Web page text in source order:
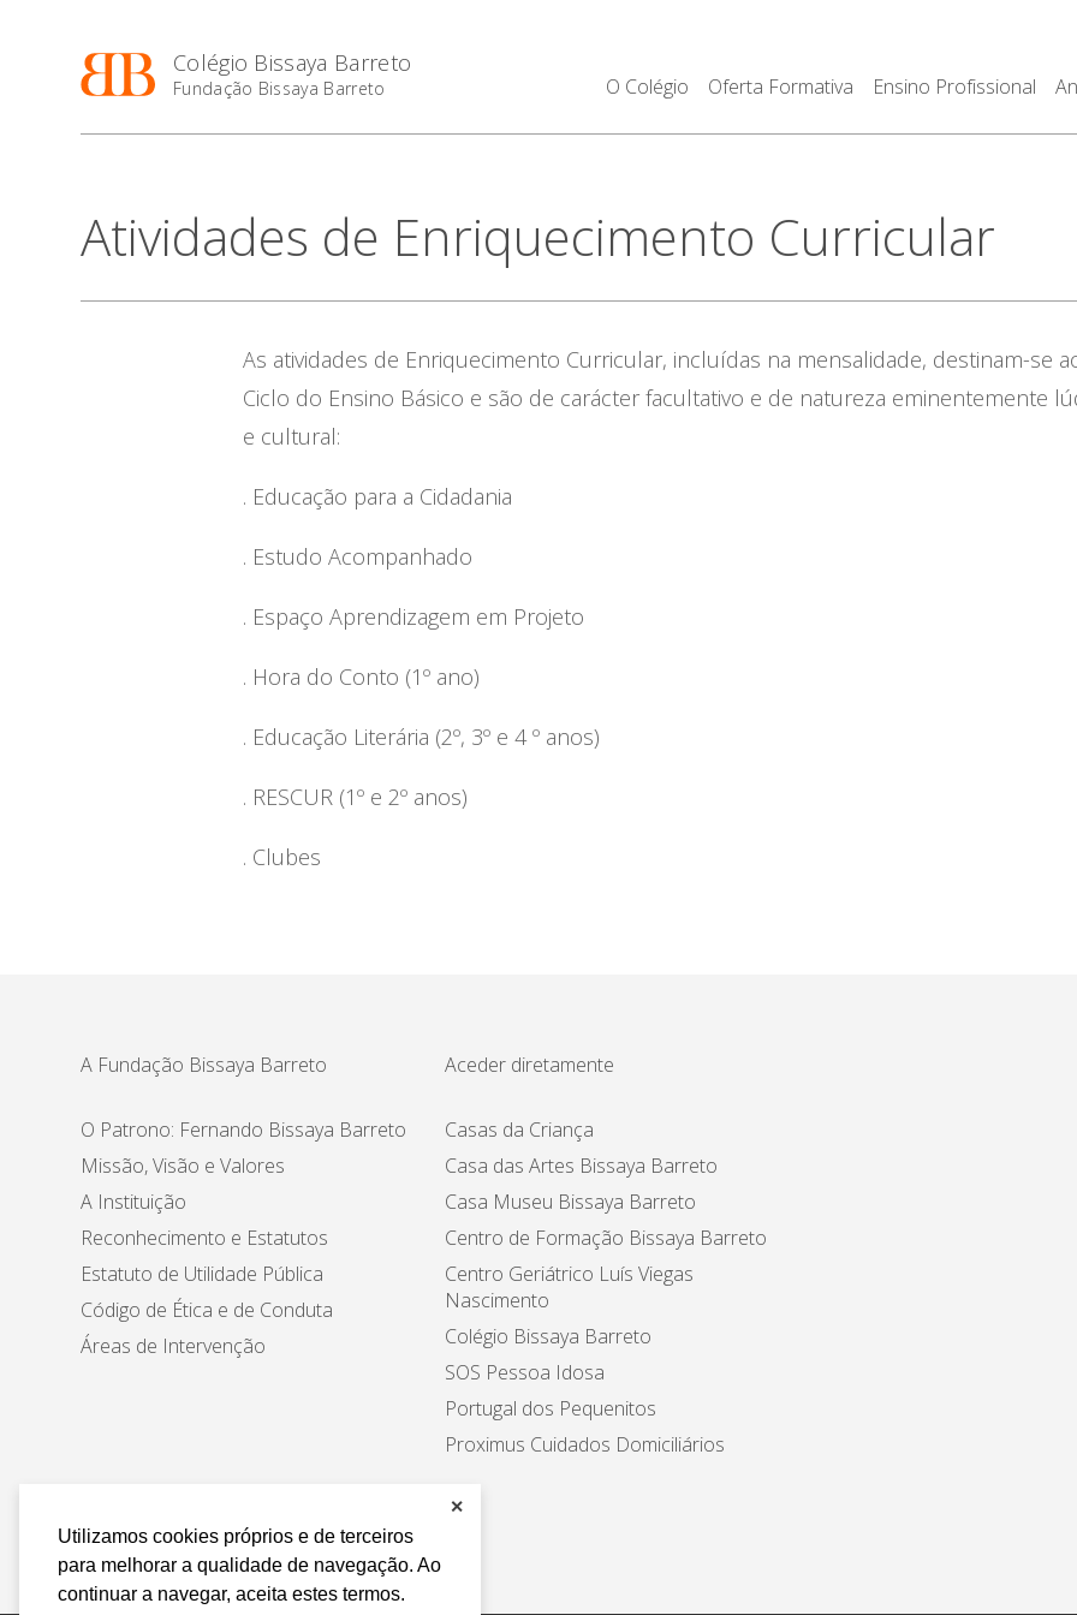
Utilizamos cookies próprios e de terceiros
para melhorar a qualidade de navegação. Ao
continuar a navegar, aceita estes termos.
✕
Colégio Bissaya Barreto
Fundação Bissaya Barreto O Colégio Oferta Formativa Ensino Profissional
Atividades de Enriquecimento Curricular
As atividades de Enriquecimento Curricular, incluídas na mensalidade, destinam-se
Ciclo do Ensino Básico e são de carácter facultativo e de natureza eminentemente
e cultural:
. Educação para a Cidadania
. Estudo Acompanhado
. Espaço Aprendizagem em Projeto
. Hora do Conto (1º ano)
. Educação Literária (2º, 3º e 4 º anos)
. RESCUR (1º e 2º anos)
. Clubes
A Fundação Bissaya Barreto
O Patrono: Fernando Bissaya Barreto
Missão, Visão e Valores
A Instituição
Reconhecimento e Estatutos
Estatuto de Utilidade Pública
Código de Ética e de Conduta
Áreas de Intervenção
Aceder diretamente
Casas da Criança
Casa das Artes Bissaya Barreto
Casa Museu Bissaya Barreto
Centro de Formação Bissaya Barreto
Centro Geriátrico Luís Viegas
Nascimento
Colégio Bissaya Barreto
SOS Pessoa Idosa
Portugal dos Pequenitos
Proximus Cuidados Domiciliários